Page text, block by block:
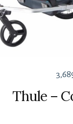
Thule –